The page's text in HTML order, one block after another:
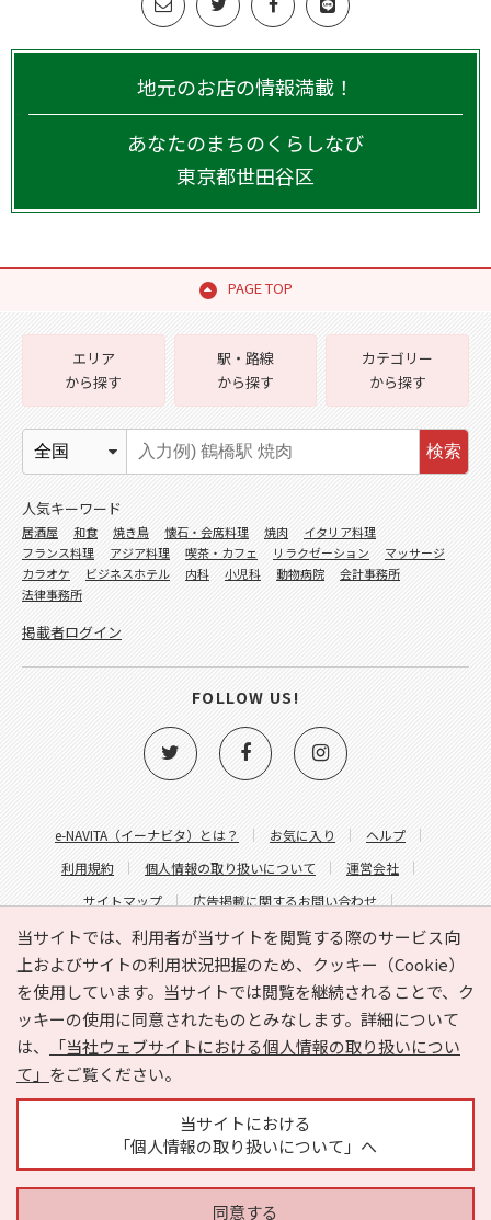
地元のお店の情報満載！
あなたのまちのくらしなび
東京都世田谷区
PAGE TOP
当サイトでは、利用者が当サイトを閲覧する際のサービス向
上およびサイトの利用状況把握のため、クッキー（Cookie）
を使用しています。当サイトでは閲覧を継続されることで、ク
ッキーの使用に同意されたものとみなします。詳細について
は、
「当社ウェブサイトにおける個人情報の取り扱いについ
て」 をご覧ください。
当サイトにおける
「個人情報の取り扱いについて」へ
同意する
e-NAVITA（イーナビタ）とは？ お気に入り
ヘルプ
利用規約
個人情報の取り扱いについて
運営会社
サイトマップ
広告掲載に関するお問い合わせ
サイトの内容に関するお問い合わせ
エリア
から探す
駅・路線
から探す
カテゴリー
から探す
検索
人気キーワード
居酒屋 和食 焼き鳥 懐石・会席料理 焼肉
イタリア料理
フランス料理
アジア料理 喫茶・カフェ リラクゼーション
マッサージ
カラオケ
ビジネスホテル 内科 小児科 動物病院
会計事務所
法律事務所
掲載者ログイン
FOLLOW US!
Copyright © HYOJITO.Co.,Ltd. All Rights Reserved.